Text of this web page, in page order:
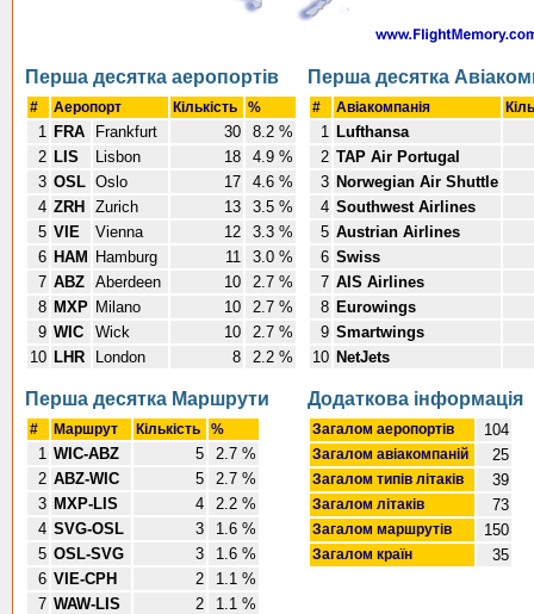
Перша десятка аеропортів
# Аеропорт Кількість %
1 FRA Frankfurt 30
8.2 %
2 LIS Lisbon 18
4.9 %
3 OSL Oslo 17
4.6 %
4 ZRH Zurich 13
3.5 %
5 VIE Vienna 12
3.3 %
6 HAM Hamburg 11
3.0 %
7 ABZ Aberdeen 10
2.7 %
8 MXP Milano 10
2.7 %
9 WIC Wick 10
2.7 %
10 LHR London 8 2.2 %
Перша десятка
# Авіакомпанія
1 Lufthansa
2 TAP Air Portugal
3 Norwegian Air Shuttle
4 Southwest Airlines
5 Austrian Airlines
6 Swiss
7 AIS Airlines
8 Eurowings
9 Smartwings
10 NetJets
Перша десятка Маршрути
# Маршрут Кількість %
1 WIC-ABZ 5
2.7 %
2 ABZ-WIC 5
2.7 %
3 MXP-LIS 4
2.2 %
4 SVG-OSL 3
1.6 %
5 OSL-SVG 3
1.6 %
6 VIE-CPH 2
1.1 %
7 WAW-LIS 2
1.1 %
Додаткова інформація
Загалом аеропортів 104
Загалом авіакомпаній 25
Загалом типів літаків 39
Загалом літаків 73
Загалом маршрутів 150
Загалом країн 35